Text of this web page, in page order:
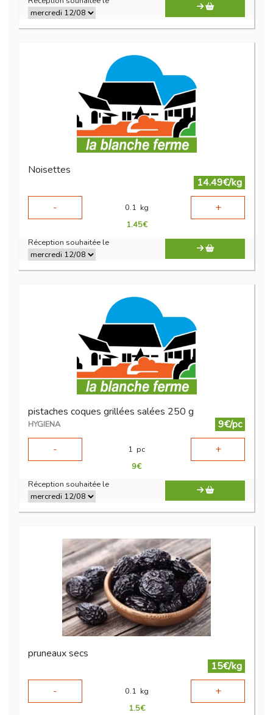
Noisettes
14.49€/kg
-
0.1 kg +
1.45€
Réception souhaitée le
pistaches coques grillées salées 250 g
HYGIENA
9€/pc
-
1 pc +
9€
Réception souhaitée le
pruneaux secs
15€/kg
-
0.1 kg +
1.5€